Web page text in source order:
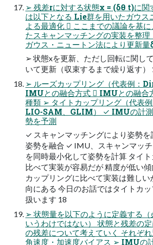
➢ 残差rに対する状態x = (δθ t)に関
は以下となる Lie群を用いたガウス
よる最適化  ここまでの議論を基
たスキャンマッチングの実装を整
ガウス・ニュートン法により更新
➢ 状態xを更新、ただし回転に関し
いて更新（収束するまで繰り返す）
➢ ルーズカップリング（代表例：
IMUとの融合方式  IMUとの融合
種類 ➢ タイトカップリング（代表例
LIO-SAM、GLIM） ✓ IMUの計測
勢を予測
✓ スキャンマッチングにより姿勢
姿勢を融合 ✓ IMU、スキャンマッ
を同時最小化して姿勢を計算 タイ
比べて実装が容易だが 精度が低い
カップリングに比べて実装は難しい
向にある 今日のお話ではタイトカ
扱います 18
➢ 状態量を以下のように定義する（
いうわけではない） 状態と残差の
の残差について考えていく それぞ
角速度・加速度バイアス ➢ IMUの